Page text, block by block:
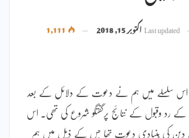
Last updatedاکتوبر 15, 2018
سلسلے میں ہم نے دعوت کے دلائل کے بعد
رد وقبول کے نتائج پرگفتگو شروع کی تھی۔ اس
دین کی بنیادی دعوت تھا جس کے ذیل میں ہم